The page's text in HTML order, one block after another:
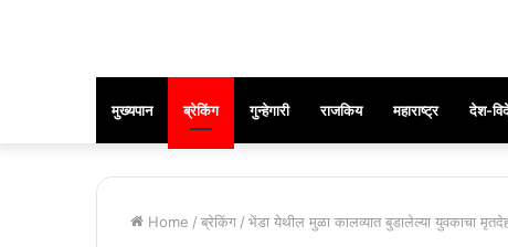
मुख्यपान ब्रेकिंग गुन्हेगारी राजकिय महाराष्ट्र देश-
Home / ब्रेकिंग / भेंडा येथील मुळा कालव्यात बुडालेल्या युवकाचा